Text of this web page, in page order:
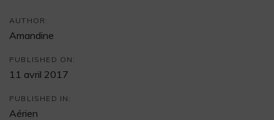
AUTHOR:
Amandine
PUBLISHED ON:
11 avril 2017
PUBLISHED IN:
Aérien